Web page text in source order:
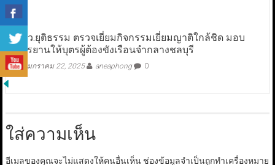
รมว.ยุติธรรม ตรวจเยี่ยมกิจกรรมเยี่ยมญาติใกล้ชิด มอบ
จักรยานให้บุตรผู้ต้องขังเรือนจำกลางชลบุรี
มกราคม 22, 2025 aneaphong 0
ใส่ความเห็น
อีเมลของคุณจะไม่แสดงให้คนอื่นเห็น ช่องข้อมูลจำเป็นถูกทำเครื่องหมาย